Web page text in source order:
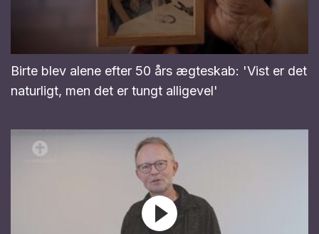
Birte blev alene efter 50 års ægteskab: 'Vist er det
naturligt, men det er tungt alligevel'